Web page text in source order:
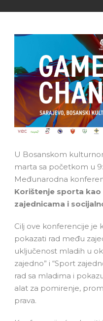
U Bosanskom
marta sa početkom u
Međunarodna
Korištenje sporta kao
zajednicama i
Cilj ove konferencije je
pokazati rad među
uključenost mladih u
zajedno” i “Sport
rad sa mladima i
alat za pomirenje,
prava.